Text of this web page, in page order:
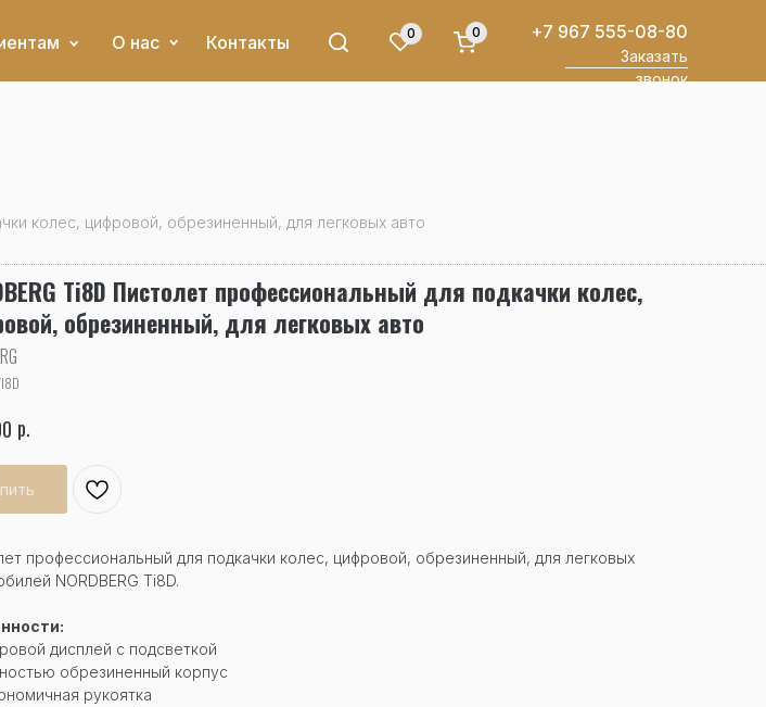
Контакты 0 0 +7 967 555-08-80
Заказать
звонок
О нас
колес, цифровой, обрезиненный, для легковых авто
Ti8D Пистолет профессиональный для подкачки колес,
обрезиненный, для легковых авто
р.
профессиональный для подкачки колес, цифровой, обрезиненный, для легковых
NORDBERG Ti8D.
дисплей с подсветкой
обрезиненный корпус
рукоятка